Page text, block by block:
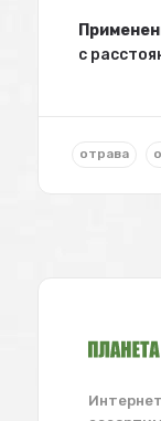
с
отрава